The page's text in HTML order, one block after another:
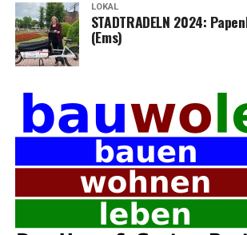
LOKAL
STADTRADELN 2024:
(Ems)